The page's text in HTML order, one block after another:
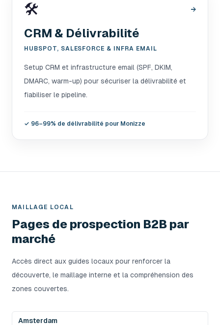
🛠️ →
CRM & Délivrabilité
HUBSPOT, SALESFORCE & INFRA EMAIL
Setup CRM et infrastructure email (SPF, DKIM,
DMARC, warm-up) pour sécuriser la délivrabilité et
fiabiliser le pipeline.
✓ 96–99% de délivrabilité pour Monizze
MAILLAGE LOCAL
Pages de prospection B2B par
marché
Accès direct aux guides locaux pour renforcer la
découverte, le maillage interne et la compréhension des
zones couvertes.
Amsterdam